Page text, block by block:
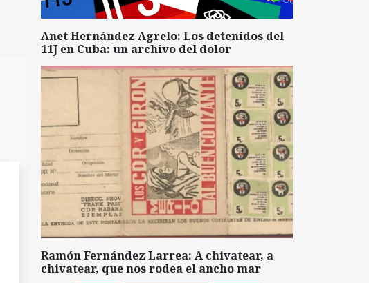
Anet Hernández Agrelo: Los detenidos del
11J en Cuba: un archivo del dolor
Ramón Fernández Larrea: A chivatear, a
chivatear, que nos rodea el ancho mar